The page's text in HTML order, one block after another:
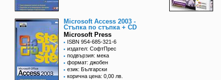
Microsoft Access 2003 -
Стъпка по стъпка + CD
Microsoft Press
ISBN 954-685-321-6
издател: СофтПрес
подвързия: мека
формат: джобен
език: Български
корична цена: 0,00 лв.